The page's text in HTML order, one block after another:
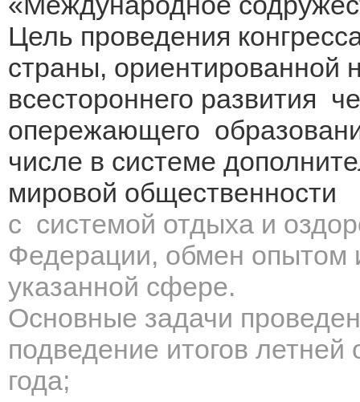
Цель проведения
страны, ориентированной
всестороннего развития
опережающего
числе в системе
мировой общественности
с системой отдыха и
Федерации, обмен опытом
указанной сфере.
Основные задачи
подведение итогов
года;